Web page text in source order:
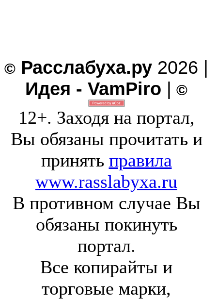
© Расслабуха.ру 2026 |
Идея - VamPiro | ©
12+. Заходя на портал,
Вы обязаны прочитать и
принять правила
www.rasslabyxa.ru
В противном случае Вы
обязаны покинуть
портал.
Все копирайты и
торговые марки,